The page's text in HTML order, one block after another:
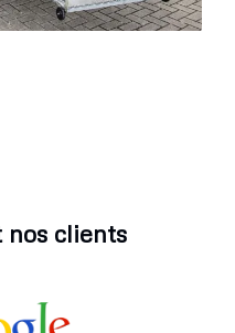
nos clients